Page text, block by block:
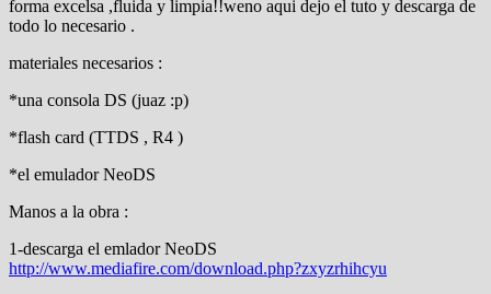
forma excelsa ,fluida y limpia!!weno aqui dejo el tuto y descarga de
todo lo necesario .
materiales necesarios :
*una consola DS (juaz :p)
*flash card (TTDS , R4 )
*el emulador NeoDS
Manos a la obra :
1-descarga el emlador NeoDS
http://www.mediafire.com/download.php?zxyzrhihcyu